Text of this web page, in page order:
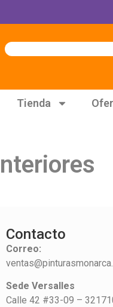
Tienda
Contacto
Correo:
Sede Versalles
Calle 42 #33-09 –